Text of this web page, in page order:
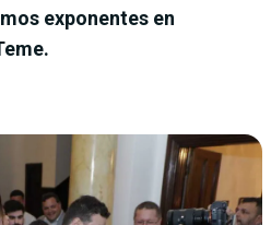
exponentes en